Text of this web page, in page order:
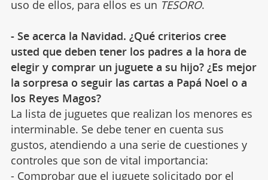
uso de ellos, para ellos es un TESORO.
- Se acerca la Navidad. ¿Qué criterios cree
usted que deben tener los padres a la hora de
elegir y comprar un juguete a su hijo? ¿Es mejor
la sorpresa o seguir las cartas a Papá Noel o a
los Reyes Magos?
La lista de juguetes que realizan los menores es
interminable. Se debe tener en cuenta sus
gustos, atendiendo a una serie de cuestiones y
controles que son de vital importancia:
- Comprobar que el juguete solicitado por el